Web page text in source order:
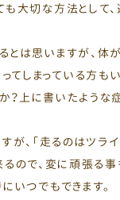
大切な方法として、
思いますが、体が
しまっている方もい
？上に書いたような
、「走るのはツライ
ので、変に頑張る
いつでもできます。